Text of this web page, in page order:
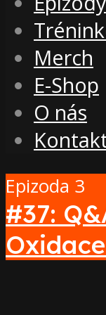
Merch
E-Shop
O nás
Epizoda 3
#37: